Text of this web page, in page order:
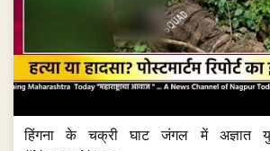
हिंगना के चक्री घाट जंगल में अज्ञात